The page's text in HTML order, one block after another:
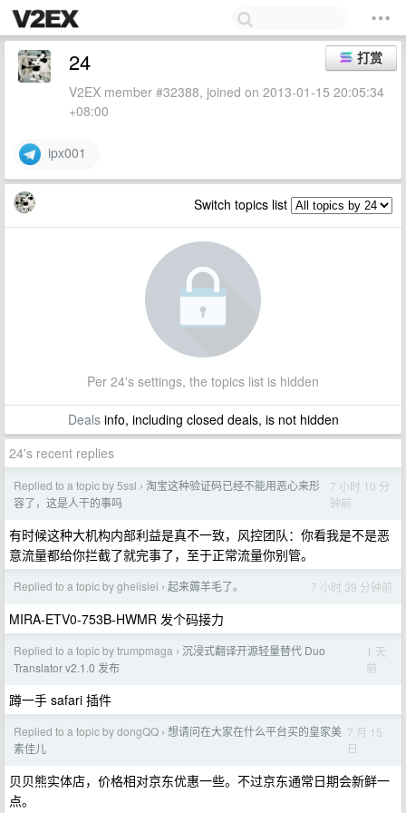
打赏
24
V2EX member #32388, joined on 2013-01-15 20:05:34
+08:00
ipx001
Switch topics list
Per 24's settings, the topics list is hidden
Dealsinfo, including closed deals, is not hidden
24's recent replies
Replied to a topic by 5ssl › 淘宝这种验证码已经不能用恶心来形
容了，这是人干的事吗
7 小时 10 分
钟前
有时候这种大机构内部利益是真不一致，风控团队：你看我是不是恶
意流量都给你拦截了就完事了，至于正常流量你别管。
Replied to a topic by gheiisiei › 起来薅羊毛了。 7 小时 39 分钟前
MIRA-ETV0-753B-HWMR 发个码接力
Replied to a topic by trumpmaga › 沉浸式翻译开源轻量替代 Duo
Translator v2.1.0 发布
1 天
前
蹲一手 safari 插件
Replied to a topic by dongQQ › 想请问在大家在什么平台买的皇家美
素佳儿
7 月 15
日
贝贝熊实体店，价格相对京东优惠一些。不过京东通常日期会新鲜一
点。